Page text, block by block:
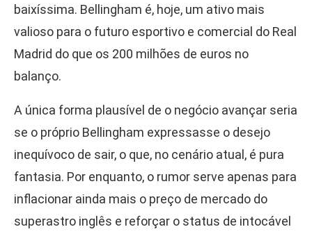
baixíssima. Bellingham é, hoje, um ativo mais
valioso para o futuro esportivo e comercial do Real
Madrid do que os 200 milhões de euros no
balanço.
A única forma plausível de o negócio avançar seria
se o próprio Bellingham expressasse o desejo
inequívoco de sair, o que, no cenário atual, é pura
fantasia. Por enquanto, o rumor serve apenas para
inflacionar ainda mais o preço de mercado do
superastro inglês e reforçar o status de intocável